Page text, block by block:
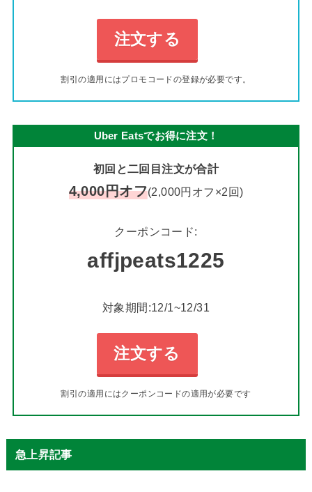
注文する
割引の適用にはプロモコードの登録が必要です。
Uber Eatsでお得に注文！
初回と二回目注文が合計
4,000円オフ(2,000円オフ×2回)
クーポンコード:
affjpeats1225
対象期間:12/1~12/31
注文する
割引の適用にはクーポンコードの適用が必要です
急上昇記事